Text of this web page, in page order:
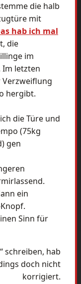
die halb
mit
hab ich mal
die
im
Im letzten
hergibt.
die Türe und
(75kg
gen
ein
Sinn für
schreiben, hab
doch nicht
korrigiert.